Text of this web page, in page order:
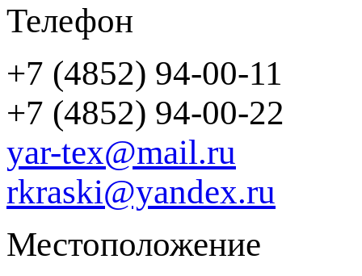
Телефон
+7 (4852) 94-00-11
+7 (4852) 94-00-22
yar-tex@mail.ru
rkraski@yandex.ru
Местоположение